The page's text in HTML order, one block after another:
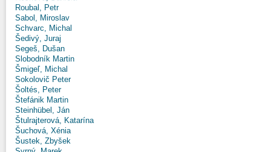
Roubal, Petr
Sabol, Miroslav
Schvarc, Michal
Šedivý, Juraj
Segeš, Dušan
Slobodník Martin
Šmigeľ, Michal
Sokolovič Peter
Šoltés, Peter
Štefánik Martin
Steinhübel, Ján
Štulrajterová, Katarína
Šuchová, Xénia
Šustek, Zbyšek